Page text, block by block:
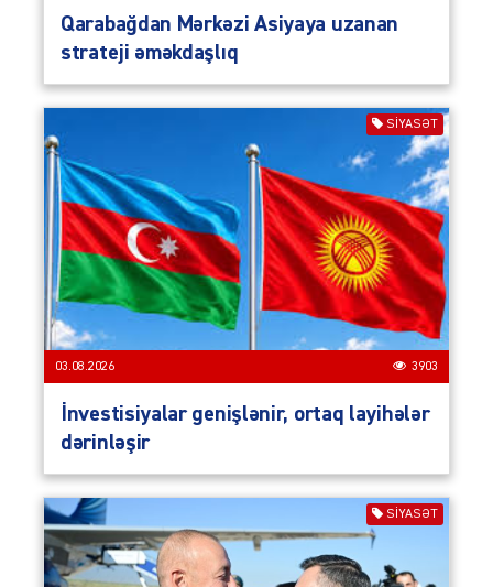
Qarabağdan Mərkəzi Asiyaya uzanan
strateji əməkdaşlıq
SIYASƏT
03.08.2026 3903
İnvestisiyalar genişlənir, ortaq layihələr
dərinləşir
SIYASƏT